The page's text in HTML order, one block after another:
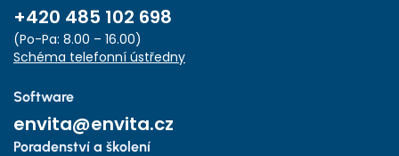
+420 485 102 698
(Po-Pa: 8.00 – 16.00)
Schéma telefonní ústředny
Software
envita@envita.cz
Poradenství a školení